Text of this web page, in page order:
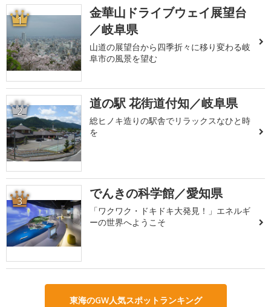
1
金華山ドライブウェイ展望台
／岐阜県
山道の展望台から四季折々に移り変わる岐
阜市の風景を望む
2 道の駅 花街道付知／岐阜県
総ヒノキ造りの駅舎でリラックスなひと時
を
3 でんきの科学館／愛知県
「ワクワク・ドキドキ大発見！」エネルギ
ーの世界へようこそ
東海のGW人気スポットランキング